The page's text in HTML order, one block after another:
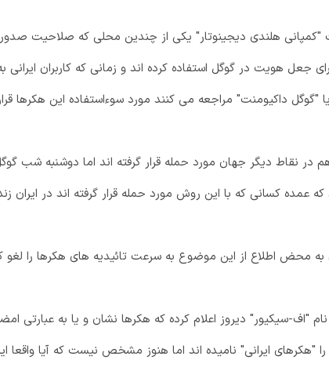
"کمپانی هلندی دیجینوتار" یکی از چندین محلی که صلاحیت صدور
جعل هویت در گوگل استفاده کرده اند و زمانی که کاربران ایرانی
داکیومنت" مراجعه می کنند مورد سوءاستفاده این هکرها
هم در نقاط دیگر جهان مورد حمله قرار گرفته اند اما دوشنبه شب
عمده کسانی که با این روش مورد حمله قرار گرفته اند در ایران
به محض اطلاع از این موضوع به سرعت تائیدیه های هکرها را لغو
"اف-سیکیور" دیروز اعلام کرده که هکرها نشان و یا به عبارتی
"هکرهای ایرانی" نامیده اند اما هنوز مشخص نیست که آیا واقعا